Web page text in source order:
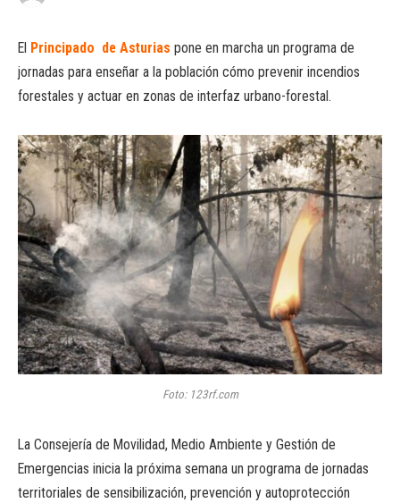
El Principado de Asturias pone en marcha un programa de
jornadas para enseñar a la población cómo prevenir incendios
forestales y actuar en zonas de interfaz urbano-forestal.
Foto: 123rf.com
La Consejería de Movilidad, Medio Ambiente y Gestión de
Emergencias inicia la próxima semana un programa de jornadas
territoriales de sensibilización, prevención y autoprotección